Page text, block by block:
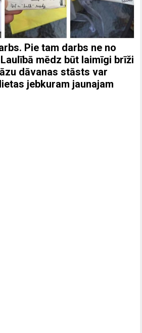
Pie tam darbs ne no
mēdz būt laimīgi brīži
dāvanas stāsts var
jebkuram jaunajam